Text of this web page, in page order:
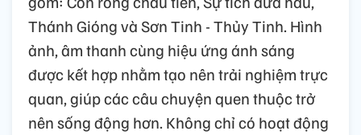
Thánh Gióng và Sơn Tinh - Thủy Tinh. Hình
ảnh, âm thanh cùng hiệu ứng ánh sáng
được kết hợp nhằm tạo nên trải nghiệm trực
quan, giúp các câu chuyện quen thuộc trở
nên sống động hơn. Không chỉ có hoạt động